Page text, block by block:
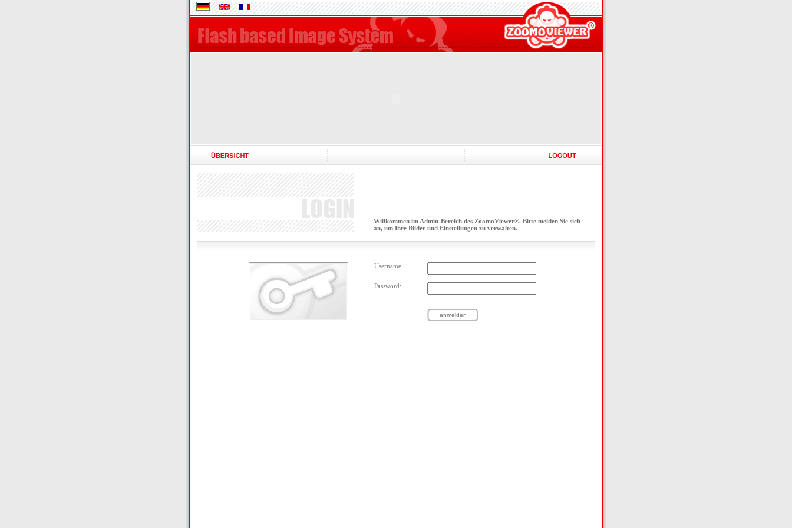
Willkommen im Admin-Bereich des ZoomoViewer®. Bitte melden Sie sich
an, um Ihre Bilder und Einstellungen zu verwalten.
Username:
Password: